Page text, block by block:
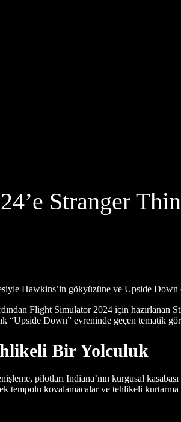
Stranger
Hawkins’in gökyüzüne ve Upside Down
Flight Simulator 2024 için
“Upside Down” evreninde geçen tematik
Bir Yolculuk
pilotları Indiana’nın kurgusal
tempolu kovalamacalar ve tehlikeli